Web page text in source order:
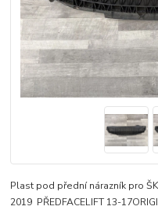
Plast pod přední nárazník pro
2019 PŘEDFACELIFT 13-